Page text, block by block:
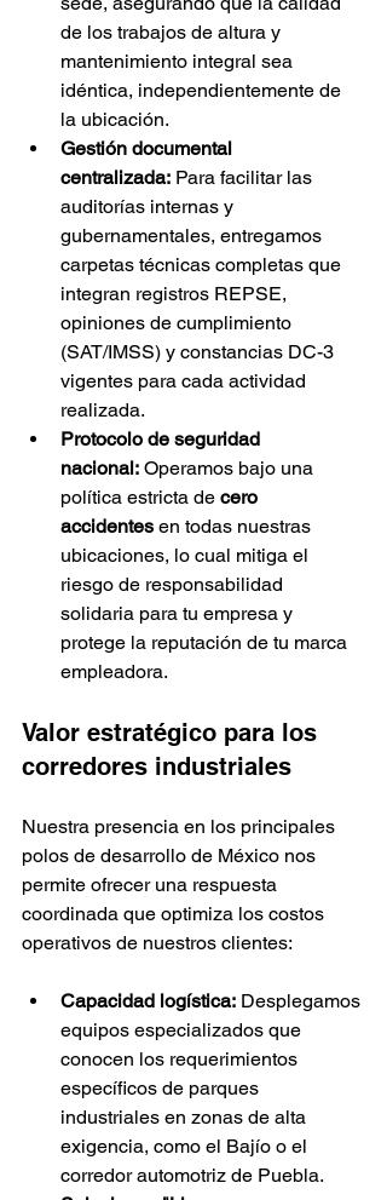
de los trabajos de altura y
mantenimiento integral sea
idéntica, independientemente de
la ubicación.
Gestión documental
centralizada: Para facilitar las
auditorías internas y
gubernamentales, entregamos
carpetas técnicas completas que
integran registros REPSE,
opiniones de cumplimiento
(SAT/IMSS) y constancias DC-3
vigentes para cada actividad
realizada.
Protocolo de seguridad
nacional: Operamos bajo una
política estricta de cero
accidentes en todas nuestras
ubicaciones, lo cual mitiga el
riesgo de responsabilidad
solidaria para tu empresa y
protege la reputación de tu marca
empleadora.
Valor estratégico para los
corredores industriales
Nuestra presencia en los principales
polos de desarrollo de México nos
permite ofrecer una respuesta
coordinada que optimiza los costos
operativos de nuestros clientes:
Capacidad logística: Desplegamos
equipos especializados que
conocen los requerimientos
específicos de parques
industriales en zonas de alta
exigencia, como el Bajío o el
corredor automotriz de Puebla.